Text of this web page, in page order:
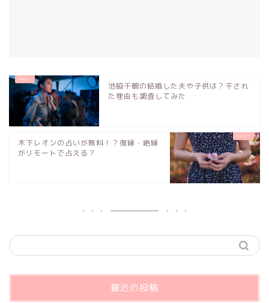
池脇千鶴の結婚した夫や子供は？干され
た理由も調査してみた
木下レオンの占いが無料！？復縁・絶縁
がリモートで占える？
最近の投稿